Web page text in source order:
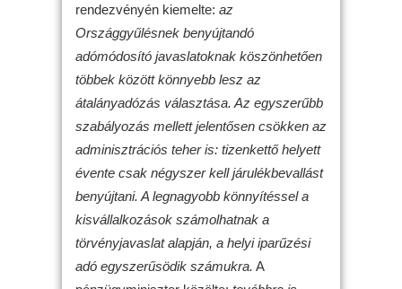
rendezvényén kiemelte: az
Országgyűlésnek benyújtandó
adómódosító javaslatoknak köszönhetően
többek között könnyebb lesz az
átalányadózás választása. Az egyszerűbb
szabályozás mellett jelentősen csökken az
adminisztrációs teher is: tizenkettő helyett
évente csak négyszer kell járulékbevallást
benyújtani. A legnagyobb könnyítéssel a
kisvállalkozások számolhatnak a
törvényjavaslat alapján, a helyi iparűzési
adó egyszerűsödik számukra. A